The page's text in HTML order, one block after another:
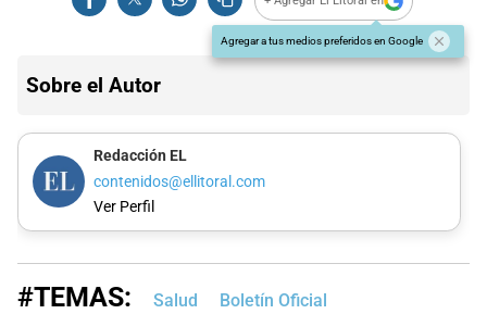
Agregar a tus medios preferidos en Google
Sobre el Autor
Redacción EL
contenidos@ellitoral.com
Ver Perfil
#TEMAS: Salud Boletín Oficial